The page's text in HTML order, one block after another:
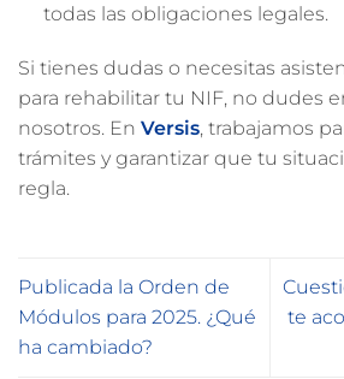
todas las obligaciones legales.
Si tienes dudas o necesitas
para rehabilitar tu NIF, no dudes
nosotros. En Versis, trabajamos
trámites y garantizar que tu
regla.
Publicada la Orden de
Módulos para 2025. ¿Qué
ha cambiado?
te